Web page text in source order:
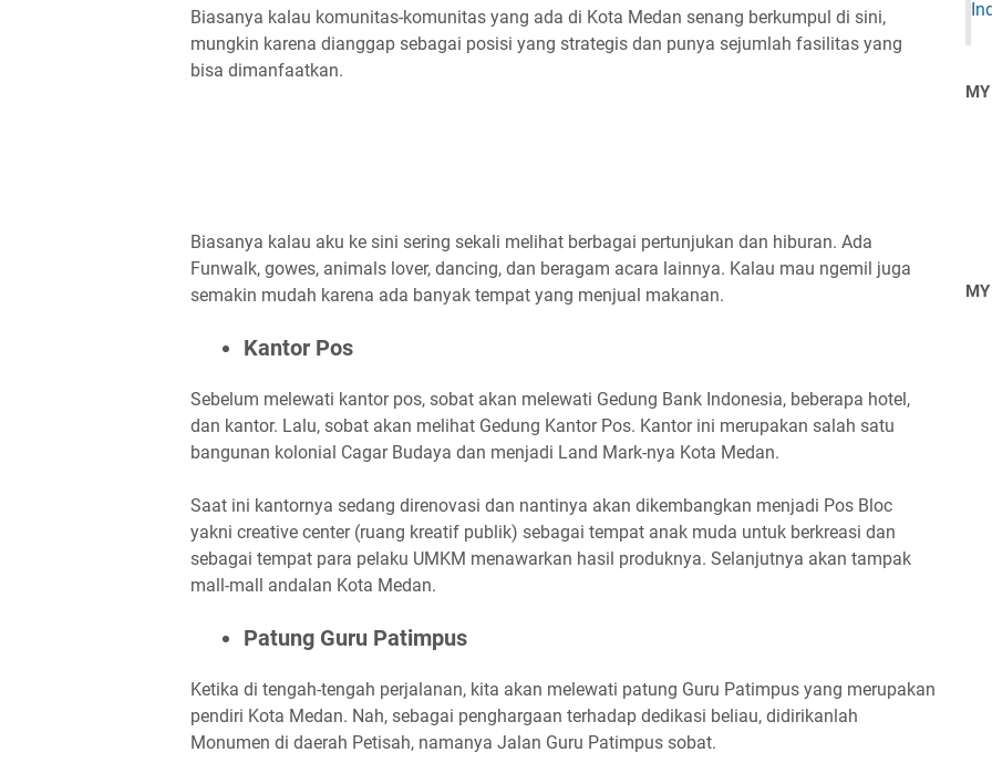
Biasanya kalau komunitas-komunitas yang ada di Kota Medan senang berkumpul di sini,
mungkin karena dianggap sebagai posisi yang strategis dan punya sejumlah fasilitas yang
bisa dimanfaatkan.
Biasanya kalau aku ke sini sering sekali melihat berbagai pertunjukan dan hiburan. Ada
Funwalk, gowes, animals lover, dancing, dan beragam acara lainnya. Kalau mau ngemil juga
semakin mudah karena ada banyak tempat yang menjual makanan.
Kantor Pos
Sebelum melewati kantor pos, sobat akan melewati Gedung Bank Indonesia, beberapa hotel,
dan kantor. Lalu, sobat akan melihat Gedung Kantor Pos. Kantor ini merupakan salah satu
bangunan kolonial Cagar Budaya dan menjadi Land Mark-nya Kota Medan.
Saat ini kantornya sedang direnovasi dan nantinya akan dikembangkan menjadi Pos Bloc
yakni creative center (ruang kreatif publik) sebagai tempat anak muda untuk berkreasi dan
sebagai tempat para pelaku UMKM menawarkan hasil produknya. Selanjutnya akan tampak
mall-mall andalan Kota Medan.
Patung Guru Patimpus
Ketika di tengah-tengah perjalanan, kita akan melewati patung Guru Patimpus yang merupakan
pendiri Kota Medan. Nah, sebagai penghargaan terhadap dedikasi beliau, didirikanlah
Monumen di daerah Petisah, namanya Jalan Guru Patimpus sobat.